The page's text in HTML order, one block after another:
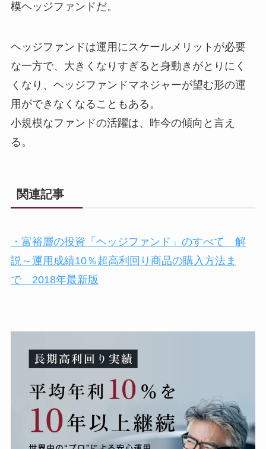
模ヘッジファンドだ。
ヘッジファンドは運用にスケールメリットが必要
な一方で、大きくなりすぎると身動きがとりにく
くなり、ヘッジファンドマネジャーが望む形の運
用ができなくなることもある。
小規模なファンドの活躍は、昨今の傾向と言え
る。
関連記事
・富裕層の投資「ヘッジファンド」のすべて 解
説～運用成績10％超高利回り商品の購入方法ま
で 2018年最新版